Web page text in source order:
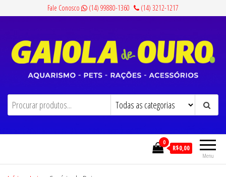
conteúdo
Fale Conosco (14) 99880-1360 (14) 3212-1217
Gaiola de Ouro Aquarismo, Pets, Rações e Acessórios
Menu
0
R$0,00